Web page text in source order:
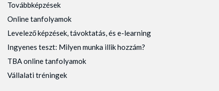
Továbbképzések
Online tanfolyamok
Levelező képzések, távoktatás, és e-learning
Ingyenes teszt: Milyen munka illik hozzám?
TBA online tanfolyamok
Vállalati tréningek